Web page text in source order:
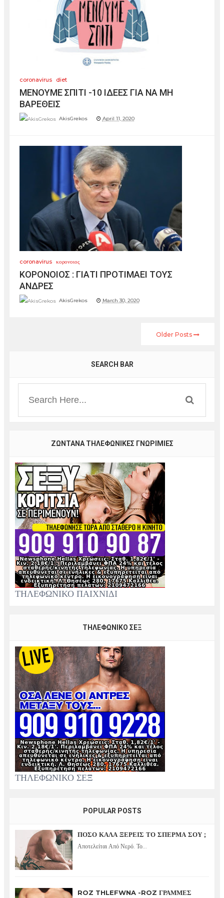
coronavirus diet
ΜΕΝΟΥΜΕ ΣΠΙΤΙ -10 IΔΕΕΣ ΓΙΑ ΝΑ ΜΗ
ΒΑΡΕΘΕΙΣ
AkisGrekos April 11, 2020
coronavirus κορονοιος
KΟΡΟΝΟΙΟΣ : ΓΙΑΤΙ ΠΡΟΤΙΜΑΕΙ ΤΟΥΣ
ΑΝΔΡΕΣ
AkisGrekos March 30, 2020
Older Posts
SEARCH BAR
ΖΩΝΤΑΝΑ ΤΗΛΕΦΩΝΙΚΕΣ ΓΝΩΡΙΜΙΕΣ
ΤΗΛΕΦΩΝΙΚΟ ΠΑΙΧΝΙΔΙ
ΤΗΛΕΦΩΝΙΚΟ ΣΕΞ
ΤΗΛΕΦΩΝΙΚΟ ΣΕΞ
POPULAR POSTS
ΠΟΣΟ ΚΑΛΑ ΞΕΡΕΙΣ ΤΟ ΣΠΕΡΜΑ ΣΟΥ ;
Αποτελείται Από Νερό. Το...
ROZ THLEFWNA -ROZ ΓΡΑΜΜΕΣ